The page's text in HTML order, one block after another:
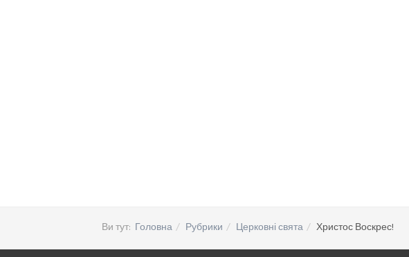
Ви тут: Головна Рубрики Церковні свята Христос Воскрес!